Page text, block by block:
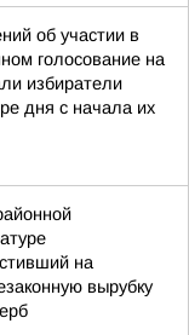
об участии в
голосование на
избиратели
дня с начала их
на
вырубку